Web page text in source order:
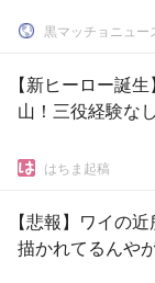
黒マッチョニュー
【新ヒーロー誕
山！三役経験な
はちま起稿
【悲報】ワイの
描かれてるんや